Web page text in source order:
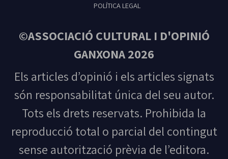
POLÍTICA LEGAL
©ASSOCIACIÓ CULTURAL I D'OPINIÓ
GANXONA 2026
Els articles d’opinió i els articles signats
són responsabilitat única del seu autor.
Tots els drets reservats. Prohibida la
reproducció total o parcial del contingut
sense autorització prèvia de l’editora.